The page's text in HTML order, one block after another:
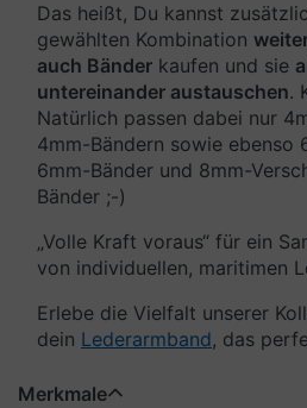
Das heißt, Du kannst
gewählten Kombination
auch Bänder kaufen und sie
untereinander austauschen.
Natürlich passen dabei nur
4mm-Bändern sowie ebenso
6mm-Bänder und 8mm-
Bänder ;-)
„Volle Kraft voraus“ für ein
von individuellen, maritimen
Erlebe die Vielfalt unserer
dein Lederarmband, das
Merkmale